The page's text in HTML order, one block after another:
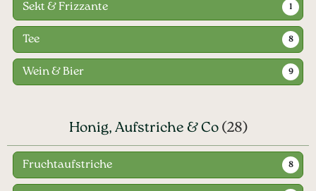
Sekt & Frizzante 1
Tee 8
Wein & Bier 9
Honig, Aufstriche & Co (28)
Fruchtaufstriche 8